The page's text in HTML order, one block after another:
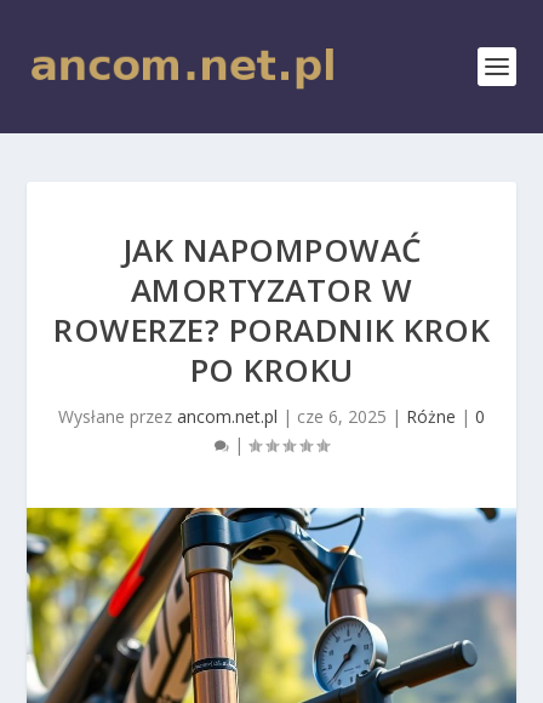
JAK NAPOMPOWAĆ
AMORTYZATOR W
ROWERZE? PORADNIK KROK
PO KROKU
Wysłane przez ancom.net.pl | cze 6, 2025 | Różne | 0
|